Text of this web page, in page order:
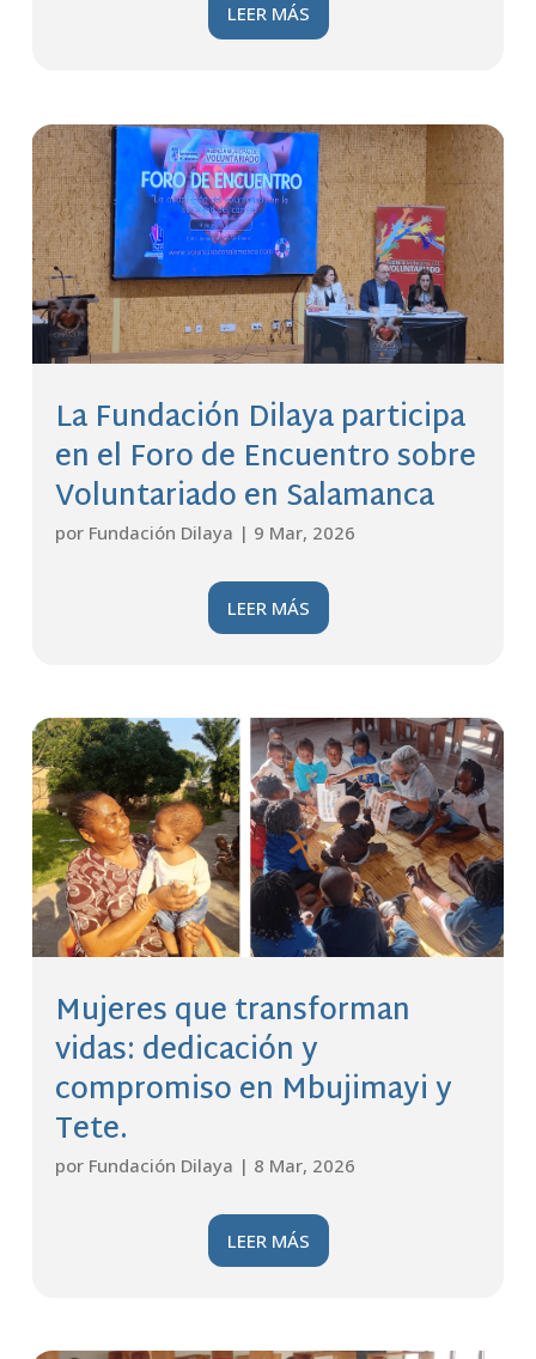
LEER MÁS
La Fundación Dilaya participa
en el Foro de Encuentro sobre
Voluntariado en Salamanca
por Fundación Dilaya | 9 Mar, 2026
LEER MÁS
Mujeres que transforman
vidas: dedicación y
compromiso en Mbujimayi y
Tete.
por Fundación Dilaya | 8 Mar, 2026
LEER MÁS